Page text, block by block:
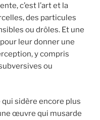
c’est l’art et la
des particules
ou drôles. Et une
leur donner une
y compris
ou
qui sidère encore plus
œuvre qui musarde